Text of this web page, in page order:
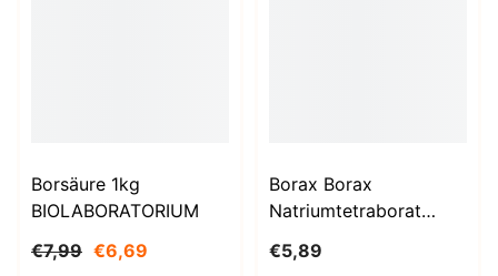
Borsäure 1kg
BIOLABORATORIUM
€7,99 €6,69
Borax Borax
Natriumtetraborat
BioLaboratorium
€5,89